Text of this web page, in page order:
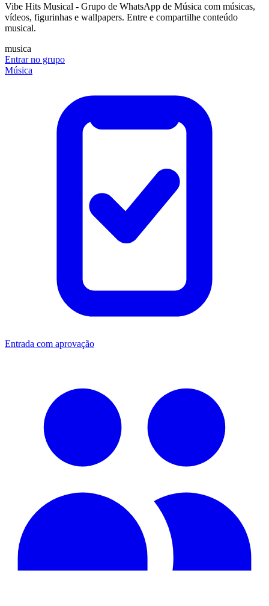
Vibe Hits Musical - Grupo de WhatsApp de Música com músicas,
vídeos, figurinhas e wallpapers. Entre e compartilhe conteúdo
musical.
musica
Entrar no grupo
Música
Entrada com aprovação